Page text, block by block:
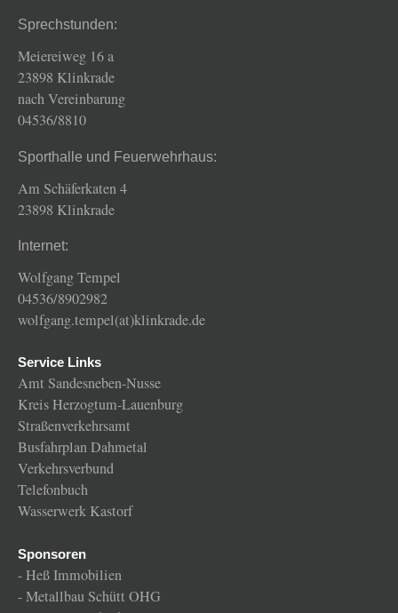
Sprechstunden:
Meiereiweg 16 a
23898 Klinkrade
nach Vereinbarung
04536/8810
Sporthalle und Feuerwehrhaus:
Am Schäferkaten 4
23898 Klinkrade
Internet:
Wolfgang Tempel
04536/8902982
wolfgang.tempel(at)klinkrade.de
Service Links
Amt Sandesneben-Nusse
Kreis Herzogtum-Lauenburg
Straßenverkehrsamt
Busfahrplan Dahmetal
Verkehrsverbund
Telefonbuch
Wasserwerk Kastorf
Sponsoren
-Heß Immobilien
-Metallbau Schütt OHG